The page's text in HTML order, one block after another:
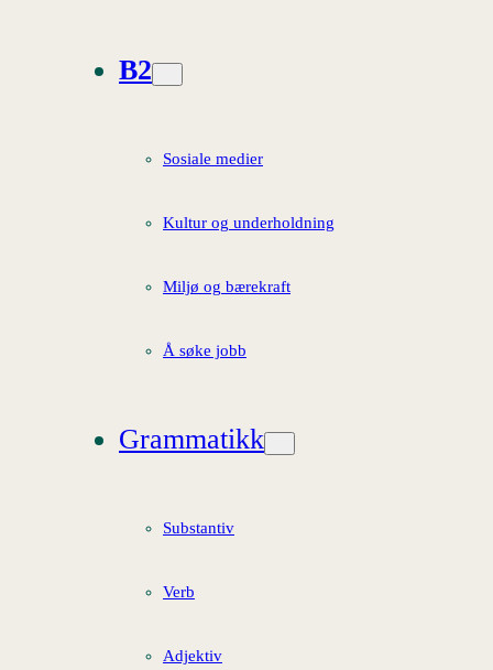
B2
Sosiale medier
Kultur og underholdning
Miljø og bærekraft
Å søke jobb
Grammatikk
Substantiv
Verb
Adjektiv